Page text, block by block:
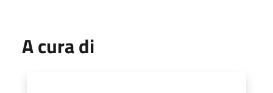
A cura di